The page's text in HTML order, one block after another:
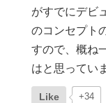
がすでにデビ
のコンセプト
すので、概ね
はと思ってい
Like +34